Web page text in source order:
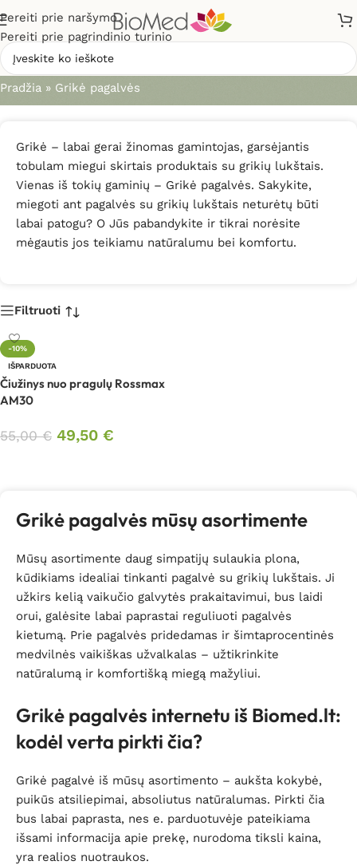
Pereiti prie naršymo
Pereiti prie pagrindinio turinio
Grikė pagalvės
Pradžia » Grikė pagalvės
Grikė – labai gerai žinomas gamintojas, garsėjantis
tobulam miegui skirtais produktais su grikių lukštais.
Vienas iš tokių gaminių – Grikė pagalvės. Sakykite,
miegoti ant pagalvės su grikių lukštais neturėtų būti
labai patogu? O Jūs pabandykite ir tikrai norėsite
mėgautis jos teikiamu natūralumu bei komfortu.
Filtruoti
-10%
IŠPARDUOTA
Čiužinys nuo pragulų Rossmax
AM30
55,00€ 49,50 €
Grikė pagalvės mūsų asortimente
Mūsų asortimente daug simpatijų sulaukia plona,
kūdikiams idealiai tinkanti pagalvė su grikių lukštais. Ji
užkirs kelią vaikučio galvytės prakaitavimui, bus laidi
orui, galėsite labai paprastai reguliuoti pagalvės
kietumą. Prie pagalvės pridedamas ir šimtaprocentinės
medvilnės vaikiškas užvalkalas – užtikrinkite
natūralumą ir komfortišką miegą mažyliui.
Grikė pagalvės internetu iš Biomed.lt:
kodėl verta pirkti čia?
Grikė pagalvė iš mūsų asortimento – aukšta kokybė,
puikūs atsiliepimai, absoliutus natūralumas. Pirkti čia
bus labai paprasta, nes e. parduotuvėje pateikiama
išsami informacija apie prekę, nurodoma tiksli kaina,
yra realios nuotraukos.